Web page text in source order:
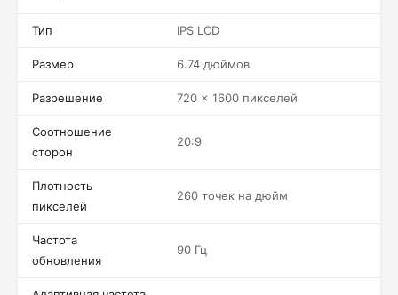
Тип IPS LCD
Размер 6.74 дюймов
Разрешение 720 x 1600 пикселей
Соотношение
сторон
20:9
Плотность
пикселей
260 точек на дюйм
Частота
обновления
90 Гц